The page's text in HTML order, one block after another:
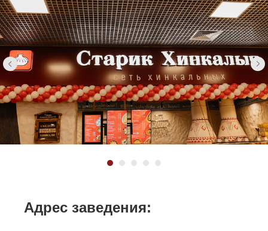
Адрес заведения: